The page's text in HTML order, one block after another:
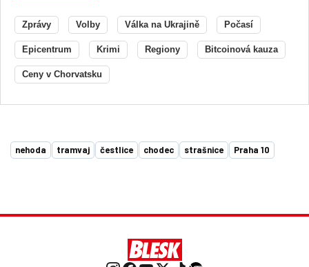
Zprávy Volby Válka na Ukrajině Počasí
Epicentrum Krimi Regiony Bitcoinová kauza
Ceny v Chorvatsku
nehoda tramvaj čestlice chodec strašnice Praha 10